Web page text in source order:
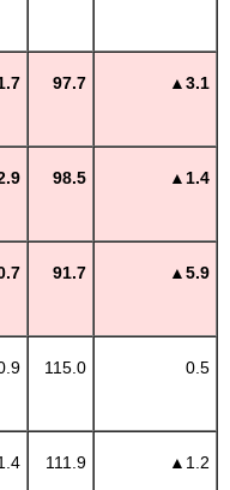
97.7 ▲3.1
98.5 ▲1.4
91.7 ▲5.9
115.0 0.5
111.9 ▲ 1.2